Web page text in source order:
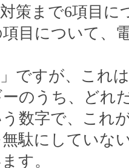
策まで6項目に
目について、
ですが、これ
のうち、どれ
数字で、これ
駄にしていな
す。